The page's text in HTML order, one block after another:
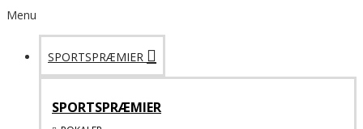
Menu
SPORTSPRÆMIER
SPORTSPRÆMIER